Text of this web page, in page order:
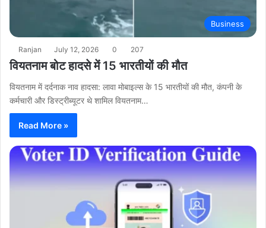
Business
Ranjan July 12, 2026 0 207
वियतनाम बोट हादसे में 15 भारतीयों की मौत
वियतनाम में दर्दनाक नाव हादसा: लावा मोबाइल्स के 15 भारतीयों की मौत, कंपनी के
कर्मचारी और डिस्ट्रीब्यूटर थे शामिल वियतनाम…
Read More »